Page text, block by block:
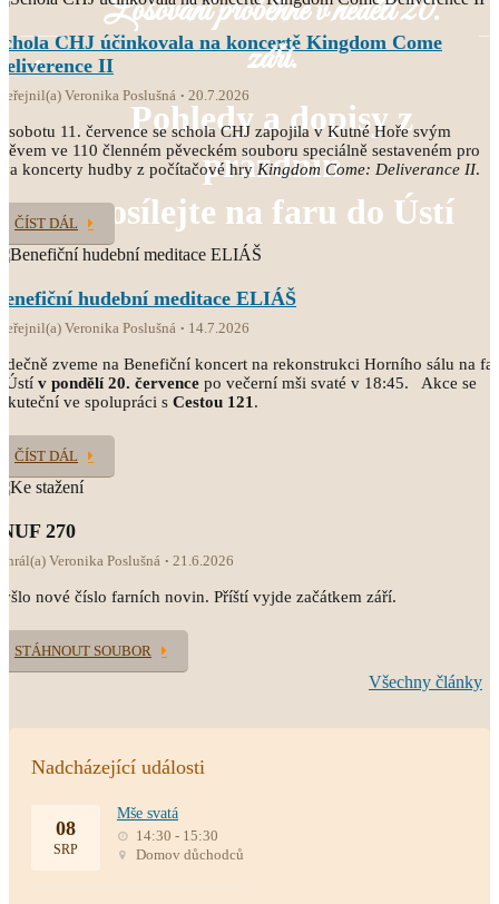
Losování proběhne v neděli 20.
září.
Pohledy a dopisy z
prázdnin
posílejte na faru do Ústí
CHJ účinkovala na koncertě Kingdom Come
II
Veronika Poslušná 20.7.2026
sobotu 11. července se schola CHJ zapojila v Kutné Hoře svým
ve 110 členném pěveckém souboru speciálně sestaveném pro
koncerty hudby z počítačové hry Kingdom Come: Deliverance II.
ČÍST DÁL
hudební meditace ELIÁŠ
Veronika Poslušná 14.7.2026
zveme na Benefiční koncert na rekonstrukci Horního sálu na
Ústí v pondělí 20. července po večerní mši svaté v 18:45. Akce se
ve spolupráci s Cestou 121 .
ČÍST DÁL
270
Veronika Poslušná 21.6.2026
nové číslo farních novin. Příští vyjde začátkem září.
STÁHNOUT SOUBOR
Všechny články
Nadcházející události
08
SRP
Mše svatá
14:30 - 15:30
Domov důchodců